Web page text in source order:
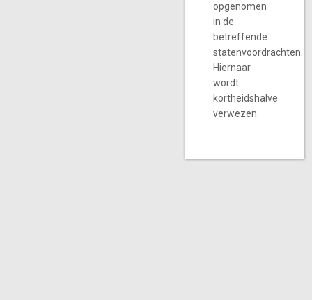
opgenomen
in de
betreffende
statenvoordrachten.
Hiernaar
wordt
kortheidshalve
verwezen.